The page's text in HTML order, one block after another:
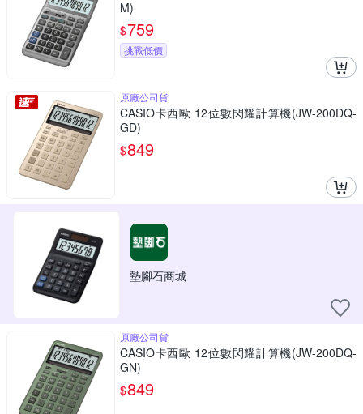
M)
$759
挑戰低價
原廠公司貨
CASIO卡西歐 12位數閃耀計算機(JW-200DQ-
GD)
$849
墊腳石商城
原廠公司貨
CASIO卡西歐 12位數閃耀計算機(JW-200DQ-
GN)
$849